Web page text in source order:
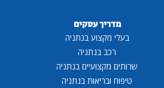
מדריך עסקים
בעלי מקצוע בנתניה
רכב בנתניה
שרותים מקצועיים בנתניה
טיפוח ובריאות בנתניה